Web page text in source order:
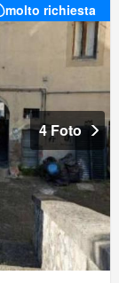
molto richiesta
4 Foto